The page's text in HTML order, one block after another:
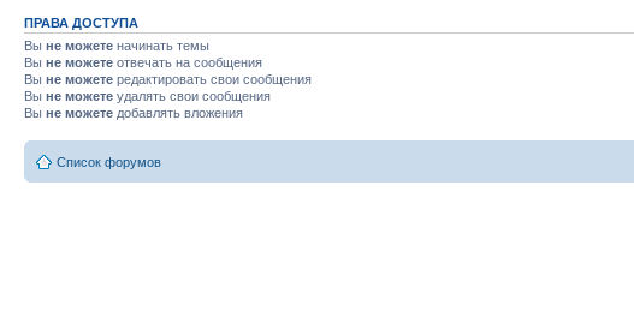
ПРАВА ДОСТУПА
Вы не можете начинать темы
Вы не можете отвечать на сообщения
Вы не можете редактировать свои сообщения
Вы не можете удалять свои сообщения
Вы не можете добавлять вложения
Список форумов